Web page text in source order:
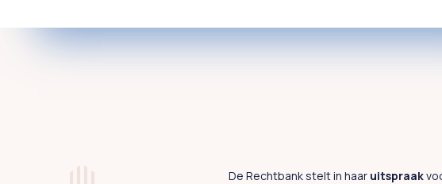
De Rechtbank stelt in haar uitspraak